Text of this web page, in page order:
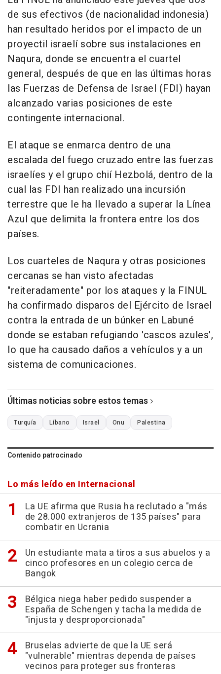
de sus efectivos (de nacionalidad indonesia)
han resultado heridos por el impacto de un
proyectil israelí sobre sus instalaciones en
Naqura, donde se encuentra el cuartel
general, después de que en las últimas horas
las Fuerzas de Defensa de Israel (FDI) hayan
alcanzado varias posiciones de este
contingente internacional.
El ataque se enmarca dentro de una
escalada del fuego cruzado entre las fuerzas
israelíes y el grupo chií Hezbolá, dentro de la
cual las FDI han realizado una incursión
terrestre que le ha llevado a superar la Línea
Azul que delimita la frontera entre los dos
países.
Los cuarteles de Naqura y otras posiciones
cercanas se han visto afectadas
"reiteradamente" por los ataques y la FINUL
ha confirmado disparos del Ejército de Israel
contra la entrada de un búnker en Labuné
donde se estaban refugiando 'cascos azules',
lo que ha causado daños a vehículos y a un
sistema de comunicaciones.
Últimas noticias sobre estos temas
Turquía Líbano Israel Onu Palestina
Contenido patrocinado
Lo más leído en Internacional
La UE afirma que Rusia ha reclutado a "más
de 28.000 extranjeros de 135 países" para
combatir en Ucrania
Un estudiante mata a tiros a sus abuelos y a
cinco profesores en un colegio cerca de
Bangok
Bélgica niega haber pedido suspender a
España de Schengen y tacha la medida de
"injusta y desproporcionada"
Bruselas advierte de que la UE será
"vulnerable" mientras dependa de países
vecinos para proteger sus fronteras